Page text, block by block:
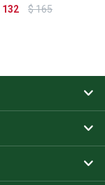
132 $165